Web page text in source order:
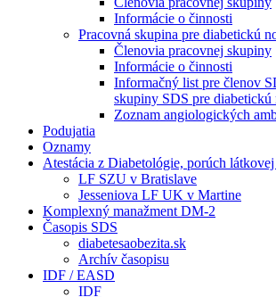
Informácie o činnosti
Pracovná skupina pre diabetickú
Členovia pracovnej skupiny
Informácie o činnosti
Informačný list pre členov
skupiny SDS pre diabetickú
Zoznam angiologických
Podujatia
Oznamy
Atestácia z Diabetológie, porúch
LF SZU v Bratislave
Jesseniova LF UK v Martine
Komplexný manažment DM-2
Časopis SDS
diabetesaobezita.sk
Archív časopisu
IDF / EASD
IDF